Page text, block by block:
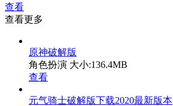
查看
查看更多
原神破解版
角色扮演 大小:136.4MB
查看
元气骑士破解版下载2020最新版本